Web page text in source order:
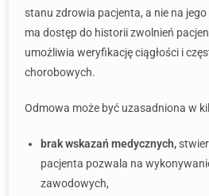
stanu zdrowia pacjenta, a nie na
ma dostęp do historii zwolnień
umożliwia weryfikację ciągłości i
chorobowych.
Odmowa może być uzasadniona w
brak wskazań medycznych,
pacjenta pozwala na
zawodowych,